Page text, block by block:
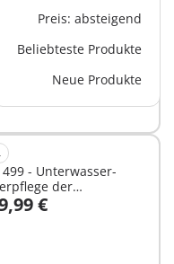
Preis: absteigend
Beliebteste Produkte
Neue Produkte
- Große Schule
€
In den Warenkorb
- Unterwasser-
der
€
In den Warenkorb